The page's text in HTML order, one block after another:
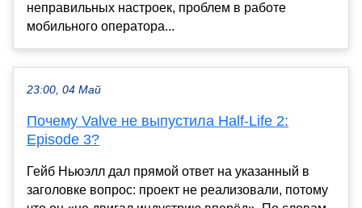
неправильных настроек, проблем в работе
мобильного оператора...
23:00, 04 Май
Почему Valve не выпустила Half-Life 2:
Episode 3?
Гейб Ньюэлл дал прямой ответ на указанный в
заголовке вопрос: проект не реализовали, потому